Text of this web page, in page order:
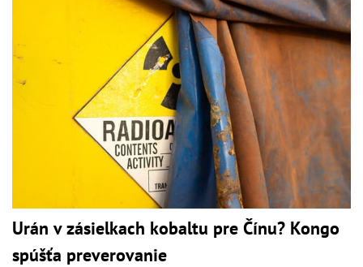
Urán v zásielkach kobaltu pre Čínu? Kongo
spúšťa preverovanie